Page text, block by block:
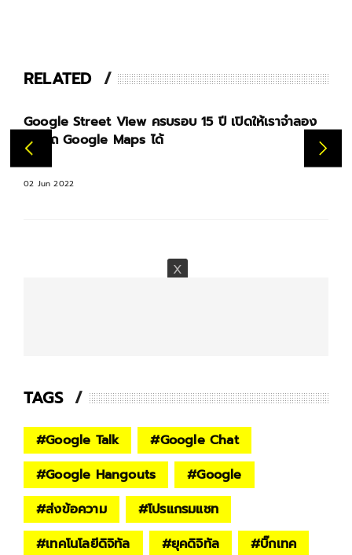
RELATED
Google Street View ครบรอบ 15 ปี เปิดให้เราจำลอง
เป็นรถ Google Maps ได้
02 Jun 2022
TAGS
#Google Talk #Google Chat
#Google Hangouts #Google
#ส่งข้อความ #โปรแกรมแชท
#เทคโนโลยีดิจิทัล #ยุคดิจิทัล #บิ๊กเทค